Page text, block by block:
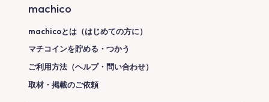
machico
machicoとは（はじめての方に）
マチコインを貯める・つかう
ご利用方法（ヘルプ・問い合わせ）
取材・掲載のご依頼